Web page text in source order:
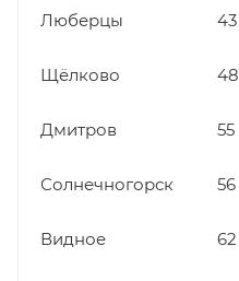
Люберцы 43
Щёлково 48
Дмитров 55
Солнечногорск 56
Видное 62